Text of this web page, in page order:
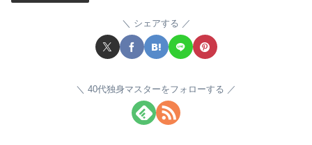
シェアする
40代独身マスターをフォローする